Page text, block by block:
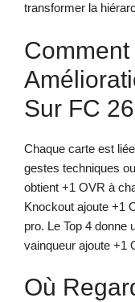
transformer la
Sur FC
Chaque carte est
gestes techniques
obtient +1 OVR à
Knockout ajoute +1
pro. Le Top 4 donne
vainqueur ajoute +1
Où